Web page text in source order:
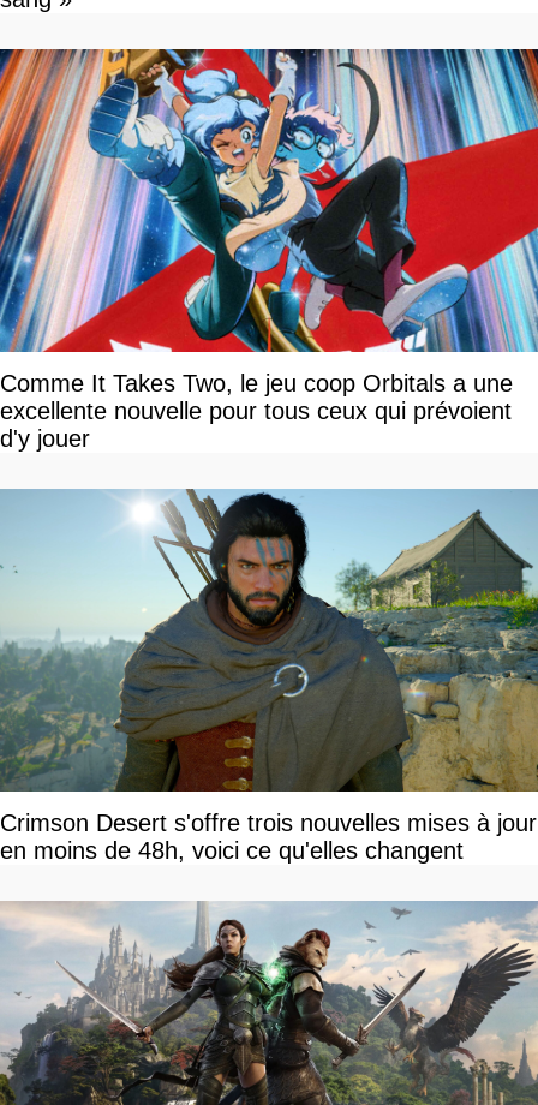
Comme It Takes Two, le jeu coop Orbitals a une
excellente nouvelle pour tous ceux qui prévoient
d'y jouer
Crimson Desert s'offre trois nouvelles mises à jour
en moins de 48h, voici ce qu'elles changent